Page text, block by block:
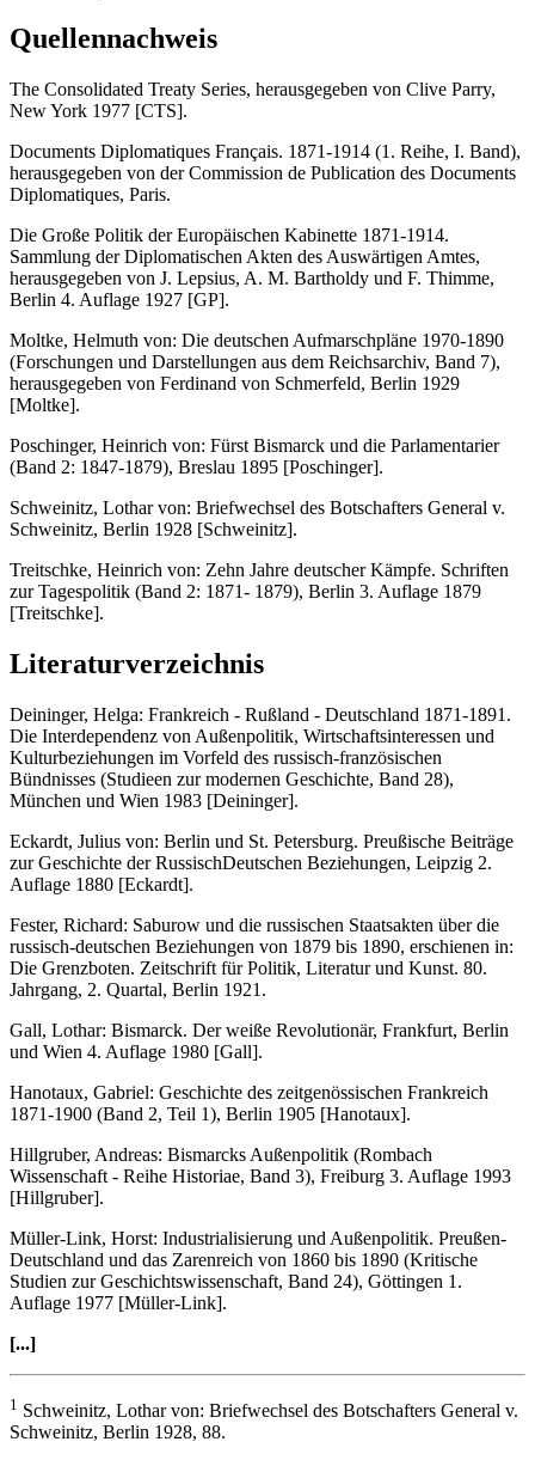
Quellennachweis
The Consolidated Treaty Series, herausgegeben von Clive Parry,
New York 1977 [CTS].
Documents Diplomatiques Français. 1871-1914 (1. Reihe, I. Band),
herausgegeben von der Commission de Publication des Documents
Diplomatiques, Paris.
Die Große Politik der Europäischen Kabinette 1871-1914.
Sammlung der Diplomatischen Akten des Auswärtigen Amtes,
herausgegeben von J. Lepsius, A. M. Bartholdy und F. Thimme,
Berlin 4. Auflage 1927 [GP].
Moltke, Helmuth von: Die deutschen Aufmarschpläne 1970-1890
(Forschungen und Darstellungen aus dem Reichsarchiv, Band 7),
herausgegeben von Ferdinand von Schmerfeld, Berlin 1929
[Moltke].
Poschinger, Heinrich von: Fürst Bismarck und die Parlamentarier
(Band 2: 1847-1879), Breslau 1895 [Poschinger].
Schweinitz, Lothar von: Briefwechsel des Botschafters General v.
Schweinitz, Berlin 1928 [Schweinitz].
Treitschke, Heinrich von: Zehn Jahre deutscher Kämpfe. Schriften
zur Tagespolitik (Band 2: 1871- 1879), Berlin 3. Auflage 1879
[Treitschke].
Literaturverzeichnis
Deininger, Helga: Frankreich - Rußland - Deutschland 1871-1891.
Die Interdependenz von Außenpolitik, Wirtschaftsinteressen und
Kulturbeziehungen im Vorfeld des russisch-französischen
Bündnisses (Studieen zur modernen Geschichte, Band 28),
München und Wien 1983 [Deininger].
Eckardt, Julius von: Berlin und St. Petersburg. Preußische Beiträge
zur Geschichte der RussischDeutschen Beziehungen, Leipzig 2.
Auflage 1880 [Eckardt].
Fester, Richard: Saburow und die russischen Staatsakten über die
russisch-deutschen Beziehungen von 1879 bis 1890, erschienen in:
Die Grenzboten. Zeitschrift für Politik, Literatur und Kunst. 80.
Jahrgang, 2. Quartal, Berlin 1921.
Gall, Lothar: Bismarck. Der weiße Revolutionär, Frankfurt, Berlin
und Wien 4. Auflage 1980 [Gall].
Hanotaux, Gabriel: Geschichte des zeitgenössischen Frankreich
1871-1900 (Band 2, Teil 1), Berlin 1905 [Hanotaux].
Hillgruber, Andreas: Bismarcks Außenpolitik (Rombach
Wissenschaft - Reihe Historiae, Band 3), Freiburg 3. Auflage 1993
[Hillgruber].
Müller-Link, Horst: Industrialisierung und Außenpolitik. Preußen-
Deutschland und das Zarenreich von 1860 bis 1890 (Kritische
Studien zur Geschichtswissenschaft, Band 24), Göttingen 1.
Auflage 1977 [Müller-Link].
[...]
1 Schweinitz, Lothar von: Briefwechsel des Botschafters General v.
Schweinitz, Berlin 1928, 88.